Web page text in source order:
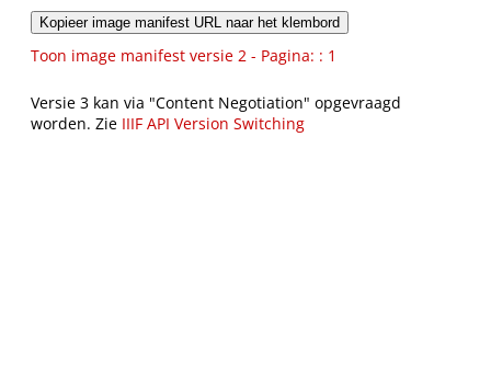
Kopieer image manifest URL naar het klembord
Toon image manifest versie 2 - Pagina: : 1
Versie 3 kan via "Content Negotiation" opgevraagd
worden. Zie IIIF API Version Switching